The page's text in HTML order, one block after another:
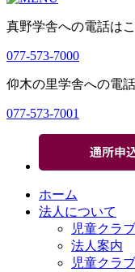
真野学舎への電話は
077-573-7000
仰木の里学舎への電
077-573-7001
ホーム
法人について
児童クラ
法人案内
児童クラ